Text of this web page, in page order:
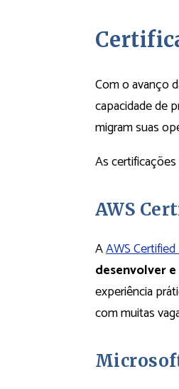
Com o avanço
capacidade de
migram suas
As
AWS
AAWS
desenvolver
experiência
com muitas